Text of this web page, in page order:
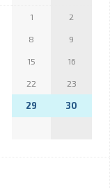
1 2
8 9
15 16
22 23
29 30